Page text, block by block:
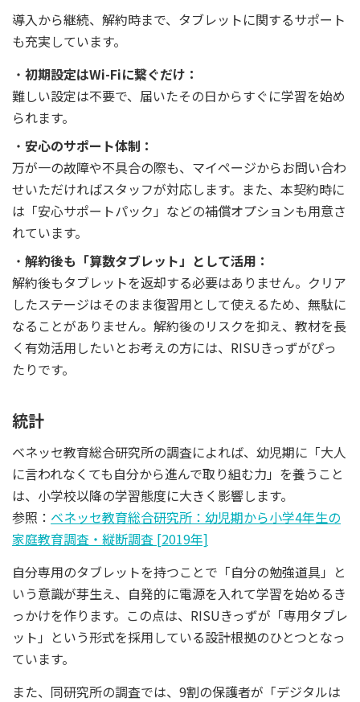
導入から継続、解約時まで、タブレットに関するサポート
も充実しています。
初期設定はWi-Fiに繋ぐだけ：
難しい設定は不要で、届いたその日からすぐに学習を始め
られます。
安心のサポート体制：
万が一の故障や不具合の際も、マイページからお問い合わ
せいただければスタッフが対応します。また、本契約時に
は「安心サポートパック」などの補償オプションも用意さ
れています。
解約後も「算数タブレット」として活用：
解約後もタブレットを返却する必要はありません。クリア
したステージはそのまま復習用として使えるため、無駄に
なることがありません。解約後のリスクを抑え、教材を長
く有効活用したいとお考えの方には、RISUきっずがぴっ
たりです。
統計
ベネッセ教育総合研究所の調査によれば、幼児期に「大人
に言われなくても自分から進んで取り組む力」を養うこと
は、小学校以降の学習態度に大きく影響します。
参照： ベネッセ教育総合研究所：幼児期から小学4年生の
家庭教育調査・縦断調査 [2019年]
自分専用のタブレットを持つことで「自分の勉強道具」と
いう意識が芽生え、自発的に電源を入れて学習を始めるき
っかけを作ります。この点は、RISUきっずが「専用タブレ
ット」という形式を採用している設計根拠のひとつとなっ
ています。
また、同研究所の調査では、9割の保護者が「デジタルは